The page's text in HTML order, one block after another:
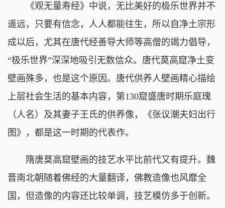
《观无量寿经》中说，无比美好的极乐世界并不
遥远，只要有信念，人人都能往生，所以自净土宗形
成以后，尤其在唐代经善导大师等高僧的竭力倡导，
“极乐世界”深深地吸引无数信众。唐代莫高窟净土变
壁画殊多，也是这个原因。唐代供养人壁画精心描绘
上层社会生活的基本内容，第130窟盛唐时期乐庭瑰
（人名）及其妻子王氏的供养像，《张议潮夫妇出行
图》，都是这一时期的代表作。
隋唐莫高窟壁画的技艺水平比前代又有提升。魏
晋南北朝随着佛经的大量翻译，佛教造像也风靡全
国，但造像的内容还比较单调，技艺模仿多于创新。